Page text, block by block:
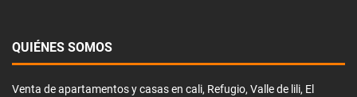
QUIÉNES SOMOS
Venta de apartamentos y casas en cali, Refugio, Valle de lili, El